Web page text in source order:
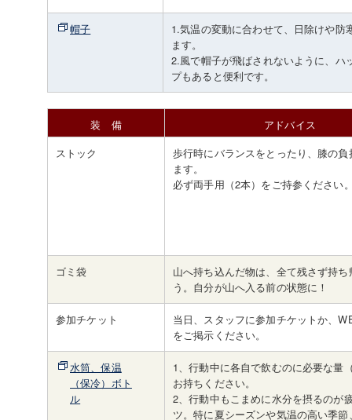
帽子
1.気温の変動に合わせて、日除けや防
ます。
2.風で帽子が飛ばされないように、ハ
プもあると便利です。
装 備
アドバイス
ストック
歩行時にバランスをとったり、膝の
ます。
必ず両手用（2本）をご持参ください
ゴミ袋
山へ持ち込んだ物は、全て残さず持
う。自分が山へ入る前の状態に！
参加チケット
当日、スタッフに参加チケットか、
をご掲示ください。
水筒、保温
（保冷）ボト
ル
1、行動中に各自で飲むのに必要な量
お持ちください。
2、行動中もこまめに水分を摂るのが
ツ。特に夏シーズンや気温の高い季